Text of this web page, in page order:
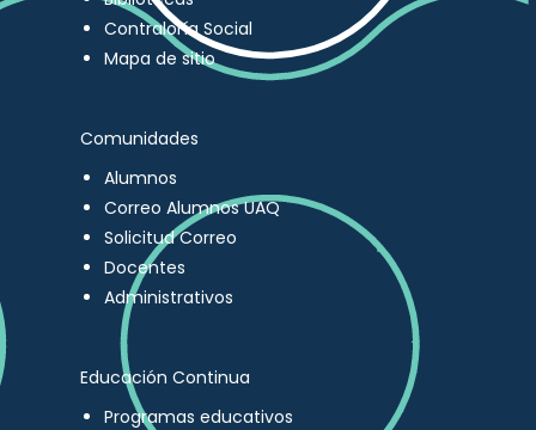
Contraloría Social
Mapa de sitio
Comunidades
Alumnos
Correo Alumnos UAQ
Solicitud Correo
Docentes
Administrativos
Educación Continua
Programas educativos